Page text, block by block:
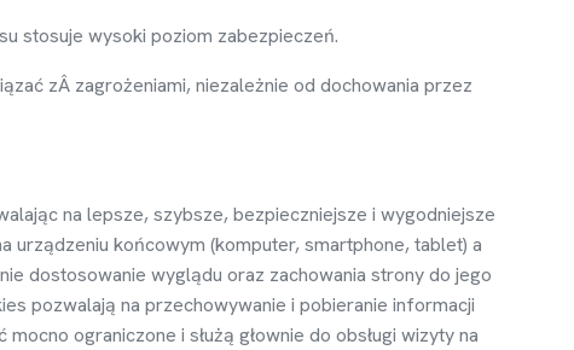
stosuje wysoki poziom zabezpieczeń.
zÂ zagrożeniami, niezależnie od dochowania przez
ąc na lepsze, szybsze, bezpieczniejsze i wygodniejsze
urządzeniu końcowym (komputer, smartphone, tablet) a
dostosowanie wyglądu oraz zachowania strony do jego
pozwalają na przechowywanie i pobieranie informacji
mocno ograniczone i służą głownie do obsługi wizyty na